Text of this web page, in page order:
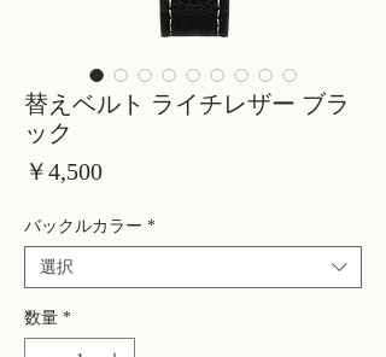
替えベルト ライチレザー ブラ
ック
￥4,500価
バックルカラー *
選択
数量 *